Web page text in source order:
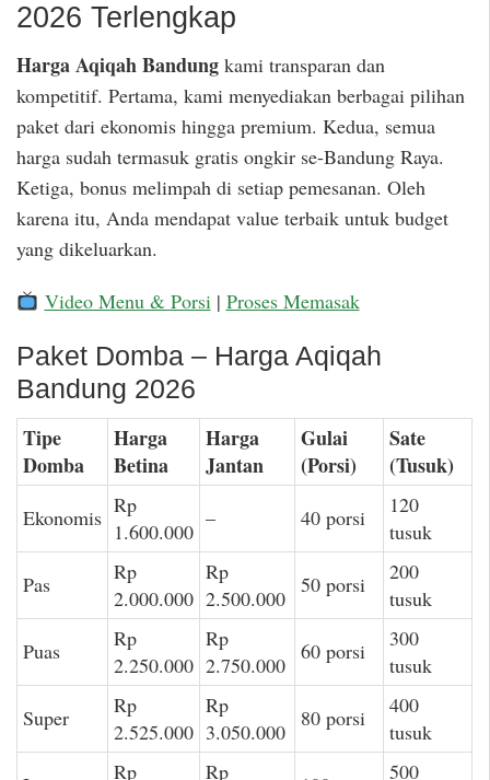
2026 Terlengkap
Harga Aqiqah Bandung kami transparan dan
kompetitif. Pertama, kami menyediakan berbagai pilihan
paket dari ekonomis hingga premium. Kedua, semua
harga sudah termasuk gratis ongkir se-Bandung Raya.
Ketiga, bonus melimpah di setiap pemesanan. Oleh
karena itu, Anda mendapat value terbaik untuk budget
yang dikeluarkan.
Video Menu & Porsi| Proses Memasak
Paket Domba – Harga Aqiqah
Bandung 2026
Tipe
Domba
Harga
Betina
Harga
Jantan
Gulai
(Porsi)
Sate
(Tusuk)
Ekonomis Rp
1.600.000
– 40 porsi
120
tusuk
Pas
Rp
2.000.000
Rp
2.500.000
50 porsi
200
tusuk
Puas
Rp
2.250.000
Rp
2.750.000
60 porsi
300
tusuk
Super
Rp
2.525.000
Rp
3.050.000
80 porsi
400
tusuk
Rp
Rp
500